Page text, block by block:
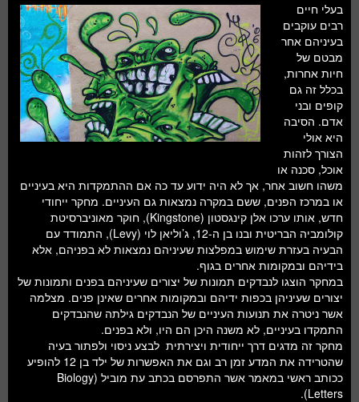
בעלי חיים
רבים עוקבים
בעיניהם אחר
מבטם של
חיות אחרות,
בכלל זה גם
קופים ובני
אדם. הסיבה
היא אולי
הצורך לזהות
אוכל, סכנה או
משהו חשוב אחר, אך לא היה ידוע עד כה אם ההתמקדות היא בעיניים
או במרכז הפנים, ששם במקרה נמצאות גם העיניים. מחקר ייחודי
חדש, אותו ערכו אלן קינגסטון (Kingstone), חוקר מאוניברסיטת
קולומביה הבריטית ובנו בן ה-12, ג’וליאן לוי (Levy), התמודד עם
הבעיה בעזרת שימוש במפלצות שעיניהם נמצאות לא בפניהם, אלא
בידיהם ובמקומות אחרים בגוף.
במחקר הוצגו לנבדקים תמונות של יצורים שעיניהם בפנים ותמונות של
יצורים שעיניהן בכפות ידיהם ובמקומות אחרים שאינן פנים. מצלמה
אשר ניטרה את תנועות העיניים של הנבדקים גילתה שהנבדקים
התמקדו בעיניים, לא משנה היכן הם היו, ולא בפנים.
מחקר זה מדגים דרך ייחודית ויצירתית לבצע ניסוי ולפתור בעיה
שהטרידה את המדע זמן רב וגם את האפשרות של ילד בן 12 להופיע
ככותב ראשי במאמר אשר התפרסם בכתב עת מוביל (Biology
Letters).